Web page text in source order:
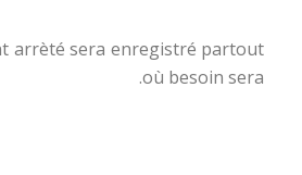
arrèté sera enregistré partout
où besoin sera.